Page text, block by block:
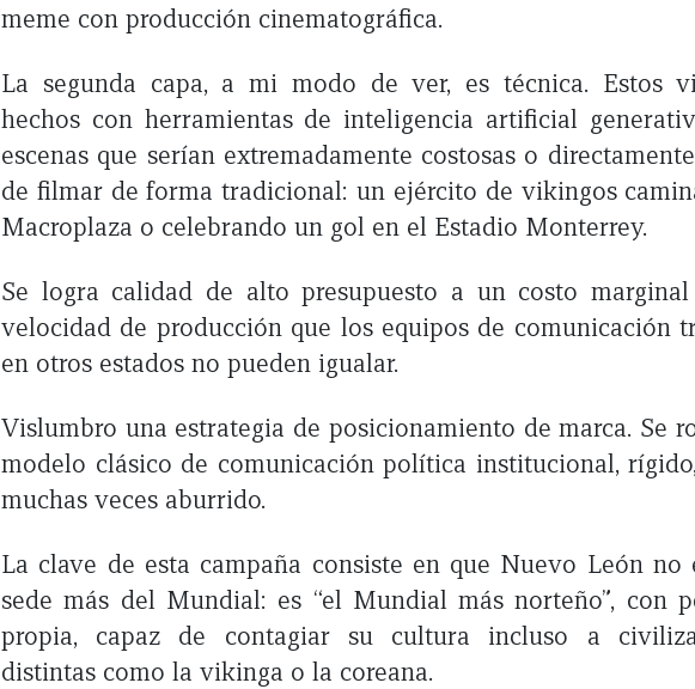
meme con producción cinematográfica.
La segunda capa, a mi modo de ver, es técnica. Estos
hechos con herramientas de inteligencia artificial
escenas que serían extremadamente costosas o
de filmar de forma tradicional: un ejército de vikingos
Macroplaza o celebrando un gol en el Estadio Monterrey.
Se logra calidad de alto presupuesto a un costo
velocidad de producción que los equipos de comunicación
en otros estados no pueden igualar.
Vislumbro una estrategia de posicionamiento de marca. Se
modelo clásico de comunicación política institucional,
muchas veces aburrido.
La clave de esta campaña consiste en que Nuevo León no
sede más del Mundial: es “el Mundial más norteño”, con
propia, capaz de contagiar su cultura incluso a
distintas como la vikinga o la coreana.